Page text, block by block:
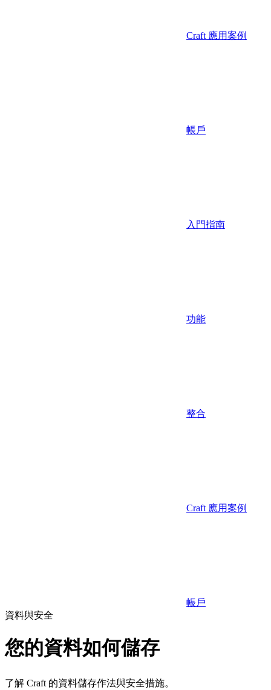
Craft 應用案例
帳戶
入門指南
功能
整合
Craft 應用案例
帳戶
資料與安全
您的資料如何儲存
了解 Craft 的資料儲存作法與安全措施。